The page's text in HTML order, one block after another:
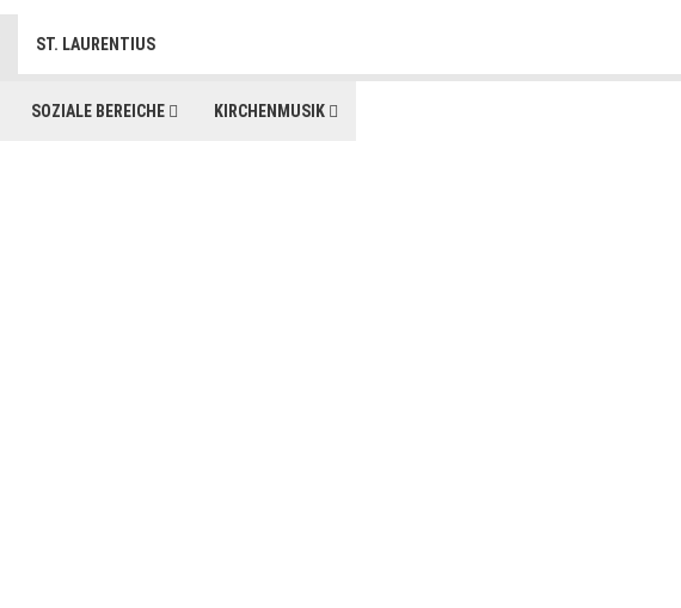
ST. LAURENTIUS
SOZIALE BEREICHE KIRCHENMUSIK